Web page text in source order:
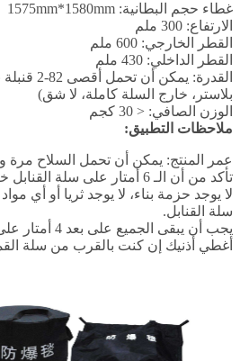
غطاء حجم البطانية: 1575mm*1580mm
الارتفاع: 300 ملم
القطر الخارجي: 600 ملم
القطر الداخلي: 430 ملم
القدرة: يمكن
بلاستر، خارج السلة كاملة، لا شق)
الوزن الصافي: < 30 كجم
ملاحظات التطبيق:
عمر المنتج: يمكن أن تحمل السلاح مرة
تأكد من أن الـ 6 أمتار على سلة القنابل خالية لا يوجد شيء
لا يوجد حزمة بناء، لا يوجد ثريا أو أي
سلة القنابل.
يجب أن يبقى الجميع على بعد 4 أمتار على الأقل.
أغطي أذنيك إن كنت بالقرب من سلة